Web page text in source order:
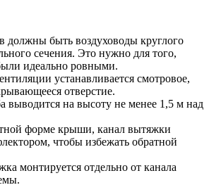
должны быть воздуховоды круглого
сечения. Это нужно для того,
идеально ровными.
устанавливается смотровое,
отверстие.
выводится на высоту не менее 1,5 м над
форме крыши, канал вытяжки
чтобы избежать обратной
монтируется отдельно от канала